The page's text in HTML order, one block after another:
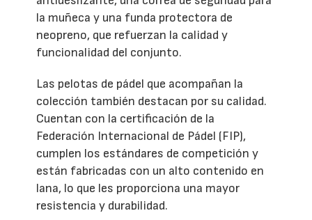
la muñeca y una funda protectora de
neopreno, que refuerzan la calidad y
funcionalidad del conjunto.
Las pelotas de pádel que acompañan la
colección también destacan por su calidad.
Cuentan con la certificación de la
Federación Internacional de Pádel (FIP),
cumplen los estándares de competición y
están fabricadas con un alto contenido en
lana, lo que les proporciona una mayor
resistencia y durabilidad.